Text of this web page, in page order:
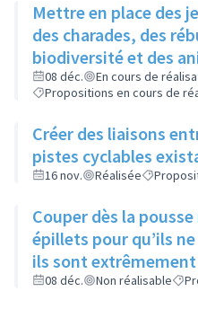
Mettre en place des
des charades, des
biodiversité et des
niveau de la ferme
linéaire urbain
08 déc.
En cours de
Propositions en cours de
Créer des liaisons
pistes cyclables
16 nov. Réalisée
Couper dès la
épillets pour qu’ils
ils sont
animaux
08 déc. Non réalisable